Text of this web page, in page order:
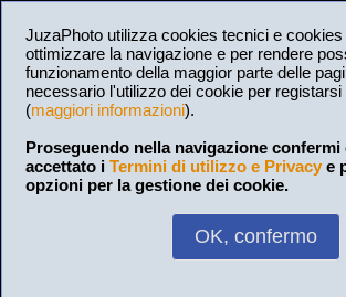
JuzaPhoto utilizza cookies tecnici e
ottimizzare la navigazione e per rendere
funzionamento della maggior parte delle
necessario l'utilizzo dei cookie per registarsi
(maggiori informazioni).
Proseguendo nella navigazione confermi
accettato i Termini di utilizzo e Privacy e
opzioni per la gestione dei cookie.
OK, confermo